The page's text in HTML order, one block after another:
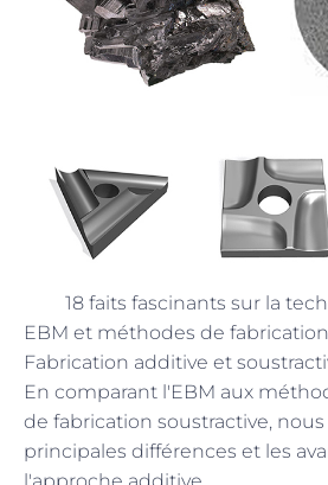
18 faits fascinants sur la
EBM et méthodes de
Fabrication additive et
En comparant l'EBM aux
de fabrication soustractive,
principales différences et les